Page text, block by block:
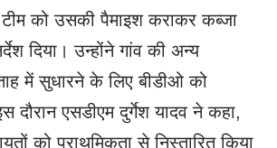
को उसकी पैमाइश कराकर कब्जा
दिया। उन्होंने गांव की अन्य
में सुधारने के लिए बीडीओ को
दौरान एसडीएम दुर्गेश यादव ने कहा,
को प्राथमिकता से निस्तारित किया